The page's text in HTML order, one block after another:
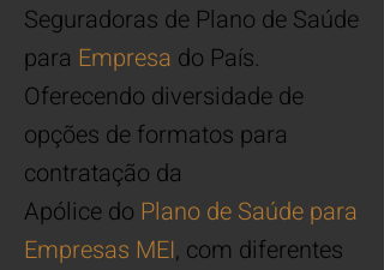
Seguradoras de Plano de Saúde
para Empresa do País.
Oferecendo diversidade de
opções de formatos para
contratação da
Apólice do Plano de Saúde para
Empresas MEI, com diferentes